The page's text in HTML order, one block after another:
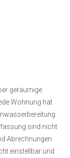
geräumige
Wohnung hat
sind nicht
Abrechnungen
einstellbar und